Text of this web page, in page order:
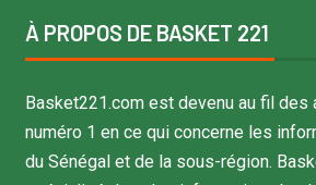
À PROPOS DE BASKET 221
Basket221.com est devenu au fil des
numéro 1 en ce qui concerne les
du Sénégal et de la sous-région.